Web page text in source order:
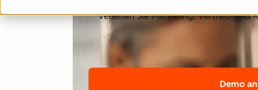
Vereinen Sie Marketing, Vertrieb und
Demo